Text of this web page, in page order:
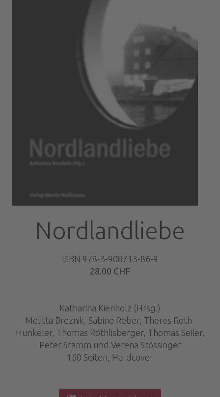
Nordlandliebe
ISBN 978-3-908713-86-9
28.00 CHF
Katharina Kienholz (Hrsg.)
Melitta Breznik, Sabine Reber, Theres Roth-
Hunkeler, Thomas Röthlisberger, Thomas Seiler,
Peter Stamm und Verena Stössinger
160 Seiten, Hardcover